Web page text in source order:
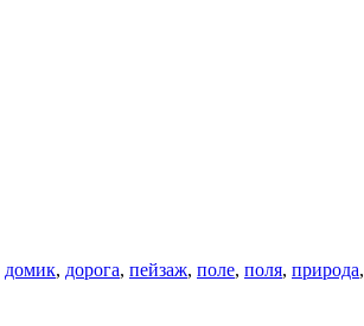
домик, дорога, пейзаж, поле, поля, природа,